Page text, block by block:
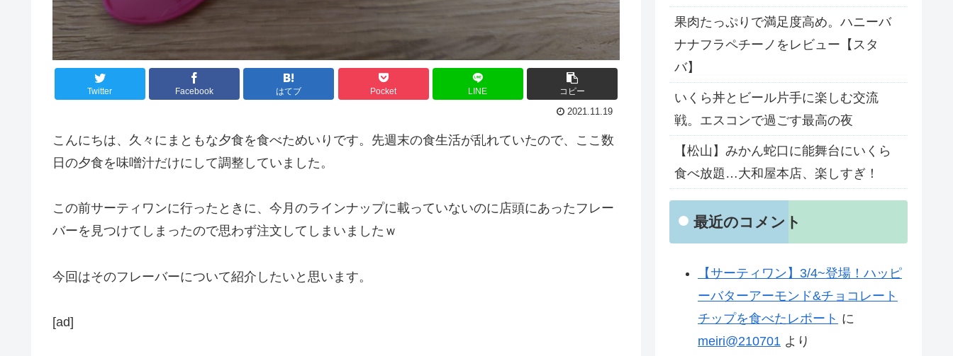
Twitter Facebook はてブ Pocket LINE コピー
2021.11.19
こんにちは、久々にまともな夕食を食べためいりです。先週末の食生活が乱れていたので、ここ数
日の夕食を味噌汁だけにして調整していました。
この前サーティワンに行ったときに、今月のラインナップに載っていないのに店頭にあったフレー
バーを見つけてしまったので思わず注文してしまいましたｗ
今回はそのフレーバーについて紹介したいと思います。
[ad]
果肉たっぷりで満足度高め。ハニーバ
ナナフラペチーノをレビュー【スタ
バ】
いくら丼とビール片手に楽しむ交流
戦。エスコンで過ごす最高の夜
【松山】みかん蛇口に能舞台にいくら
食べ放題…大和屋本店、楽しすぎ！
最近のコメント
【サーティワン】3/4~登場！ハッピ
ーバターアーモンド&チョコレート
チップを食べたレポート に
meiri@210701 より